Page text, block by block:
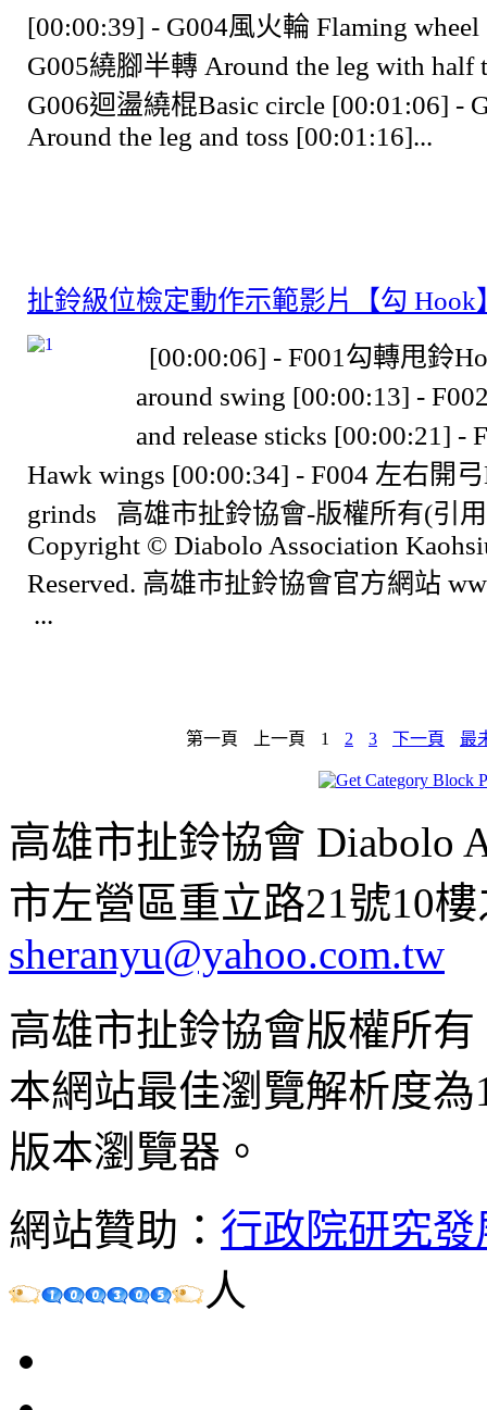
[00:00:39] - G004風火輪 Flaming
G005繞腳半轉 Around the leg with half
G006迴盪繞棍Basic circle [00:01:06] -
Around the leg and toss [00:01:16]...
扯鈴級位檢定動作示範影片【勾 Hook
[00:00:06] - F001勾轉甩鈴
around swing [00:00:13] -
and release sticks [00:00:21] -
Hawk wings [00:00:34] - F004 左右開
grinds 高雄市扯鈴協會-版權所有(引
Copyright © Diabolo Association
Reserved. 高雄市扯鈴協會官方網站
...
第一頁 上一頁 1 2 3 下一頁 最
高雄市扯鈴協會 Diabolo
市左營區重立路21號10
sheranyu@yahoo.com.tw
高雄市扯鈴協會版權所
本網站最佳瀏覽解析度
版本瀏覽器。
網站贊助： 行政院研究
人